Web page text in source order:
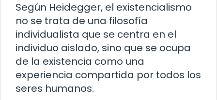
Según Heidegger, el existencialismo
no se trata de una filosofía
individualista que se centra en el
individuo aislado, sino que se ocupa
de la existencia como una
experiencia compartida por todos los
seres humanos.